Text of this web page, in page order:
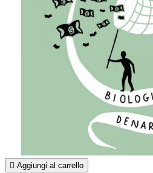
 Aggiungi al carrello